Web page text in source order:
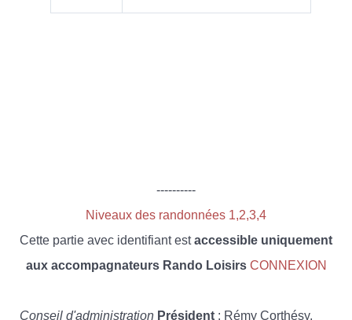
----------
Niveaux des randonnées 1,2,3,4
Cette partie avec identifiant estaccessible uniquement
aux accompagnateurs Rando Loisirs CONNEXION
Conseil d'administration Président : Rémy Corthésy,